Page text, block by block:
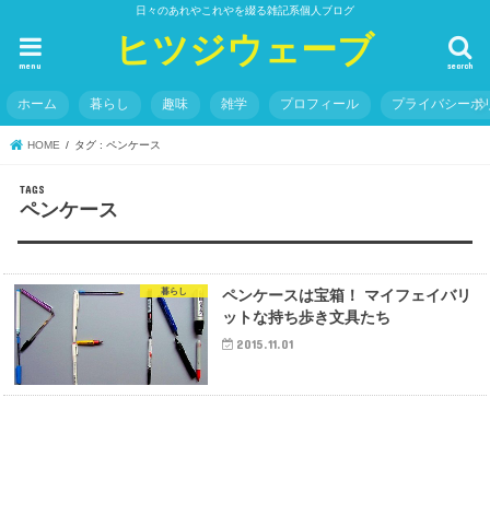
日々のあれやこれやを綴る雑記系個人ブログ
ヒツジウェーブ search
menu
ホーム 暮らし 趣味 雑学 プロフィール プライバシーポ
HOME タグ : ペンケース
ペンケース
暮らし
ペンケースは宝箱！ マイフェイバリ
ットな持ち歩き文具たち
2015.11.01